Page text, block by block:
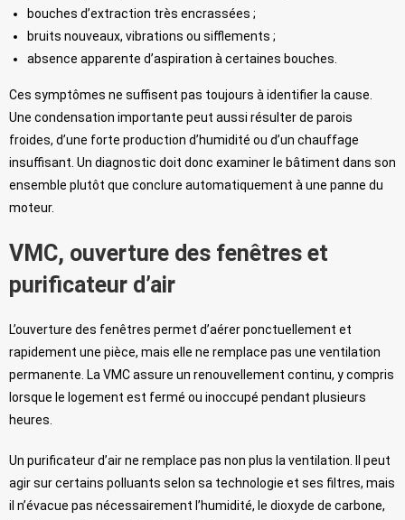
bouches d’extraction très encrassées ;
bruits nouveaux, vibrations ou sifflements ;
absence apparente d’aspiration à certaines bouches.
Ces symptômes ne suffisent pas toujours à identifier la cause.
Une condensation importante peut aussi résulter de parois
froides, d’une forte production d’humidité ou d’un chauffage
insuffisant. Un diagnostic doit donc examiner le bâtiment dans son
ensemble plutôt que conclure automatiquement à une panne du
moteur.
VMC, ouverture des fenêtres et
purificateur d’air
L’ouverture des fenêtres permet d’aérer ponctuellement et
rapidement une pièce, mais elle ne remplace pas une ventilation
permanente. La VMC assure un renouvellement continu, y compris
lorsque le logement est fermé ou inoccupé pendant plusieurs
heures.
Un purificateur d’air ne remplace pas non plus la ventilation. Il peut
agir sur certains polluants selon sa technologie et ses filtres, mais
il n’évacue pas nécessairement l’humidité, le dioxyde de carbone,